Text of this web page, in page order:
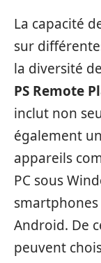
La capacité
sur
la diversité
PS Remote
inclut non
également
appareils
PC sous
Android. De
peuvent